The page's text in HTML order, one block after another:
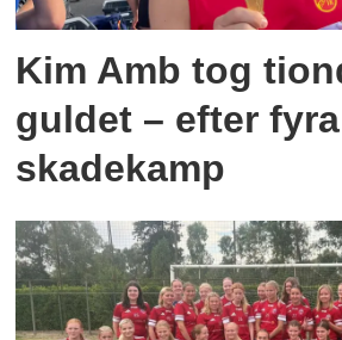
Kim Amb tog
guldet – efter
skadekamp